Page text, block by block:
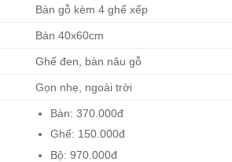
Bàn gỗ kèm 4 ghế xếp
Bàn 40x60cm
Ghế đen, bàn nâu gỗ
Gọn nhẹ, ngoài trời
Bàn: 370.000đ
Ghế: 150.000đ
Bộ: 970.000đ